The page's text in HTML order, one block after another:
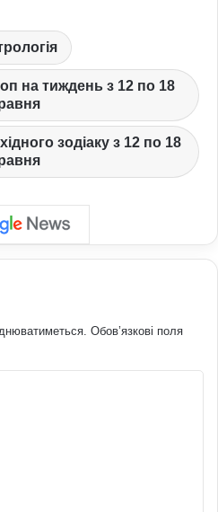
на тиждень з 12 по 18
зодіаку з 12 по 18
Обов’язкові поля